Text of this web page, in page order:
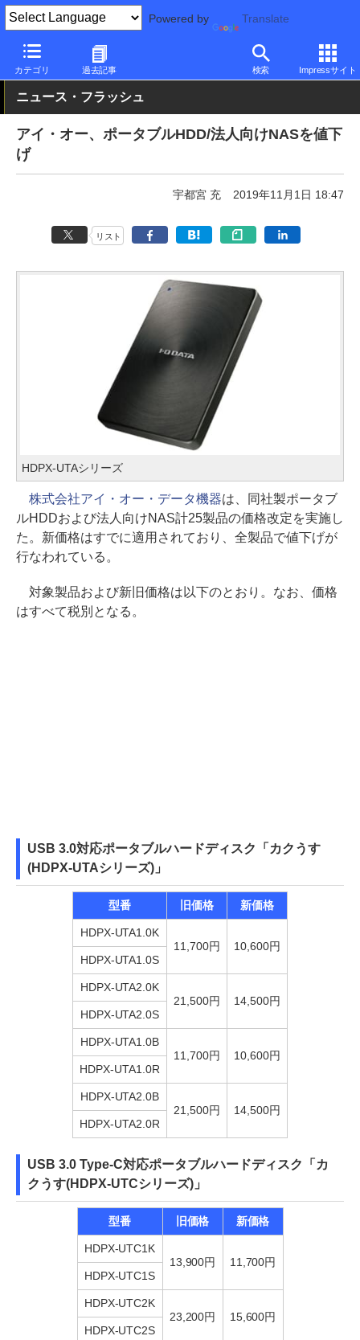
Powered by Translate
カテゴリ 過去記事 検索 Impressサイト
PC Watch 半導体/周辺機器 HDD（ハードディスク） アイ・オ
ニュース・フラッシュ
アイ・オー、ポータブルHDD/法人向けNASを値下
げ
宇都宮 充 2019年11月1日 18:47
リスト
HDPX-UTAシリーズ
株式会社アイ・オー・データ機器は、同社製ポータブ
ルHDDおよび法人向けNAS計25製品の価格改定を実施し
た。新価格はすでに適用されており、全製品で値下げが
行なわれている。
対象製品および新旧価格は以下のとおり。なお、価格
はすべて税別となる。
USB 3.0対応ポータブルハードディスク「カクうす
(HDPX-UTAシリーズ)」
型番 旧価格 新価格
HDPX-UTA1.0K
11,700円
10,600円
HDPX-UTA1.0S
HDPX-UTA2.0K
21,500円
14,500円
HDPX-UTA2.0S
HDPX-UTA1.0B
11,700円
10,600円
HDPX-UTA1.0R
HDPX-UTA2.0B
21,500円
14,500円
HDPX-UTA2.0R
USB 3.0 Type-C対応ポータブルハードディスク「カ
クうす(HDPX-UTCシリーズ)」
型番 旧価格 新価格
HDPX-UTC1K
13,900円
11,700円
HDPX-UTC1S
HDPX-UTC2K
23,200円
15,600円
HDPX-UTC2S